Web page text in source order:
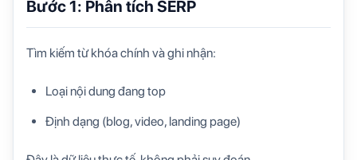
Bước 1: Phân tích SERP
Tìm kiếm từ khóa chính và ghi nhận:
Loại nội dung đang top
Định dạng (blog, video, landing page)